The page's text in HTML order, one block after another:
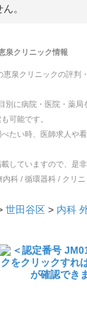
。
泉クリニック情報
恵泉クリニックの評判
別に病院・医院・薬局
可能です。
たい時、医師求人や
していますので、是
内科 / 循環器科 / クリ
世田谷区 > 内科